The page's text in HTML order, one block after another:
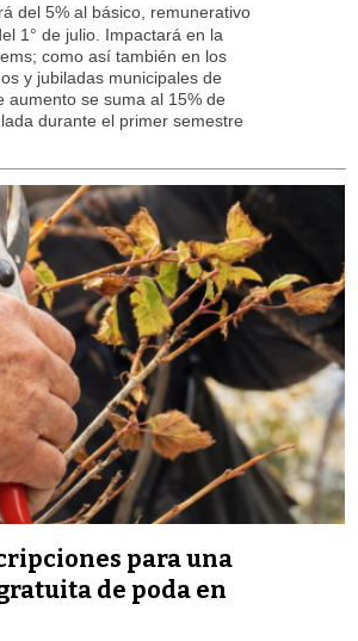
del 5% al básico, remunerativo
1° de julio. Impactará en la
como así también en los
y jubiladas municipales de
aumento se suma al 15% de
durante el primer semestre
para una
de poda en